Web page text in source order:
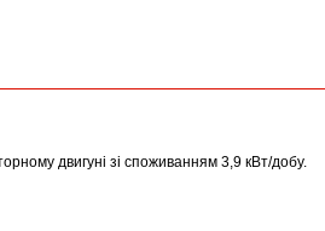
двигуні зі споживанням 3,9 кВт/добу.